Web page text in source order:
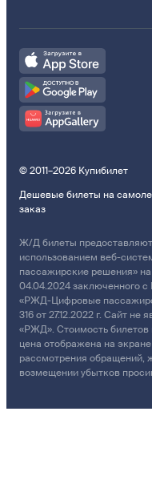
© 2011–2026 Купибилет
Дешевые билеты на
заказ
Ж/Д билеты
использованием веб-
пассажирские решения»
04.04.2024 заключенного
«РЖД-Цифровые
316 от 27.12.2022 г. Сайт
«РЖД». Стоимость билетов
цена отображена на
рассмотрения обращений,
возмещении убытков